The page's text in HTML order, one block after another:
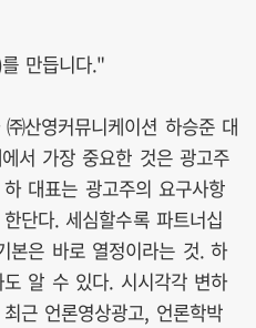
만듭니다."
산영커뮤니케이션 하승준 대
서 가장 중요한 것은 광고주
대표는 광고주의 요구사항
단다. 세심할수록 파트너십
본은 바로 열정이라는 것. 하
알 수 있다. 시시각각 변하
근 언론영상광고, 언론학박